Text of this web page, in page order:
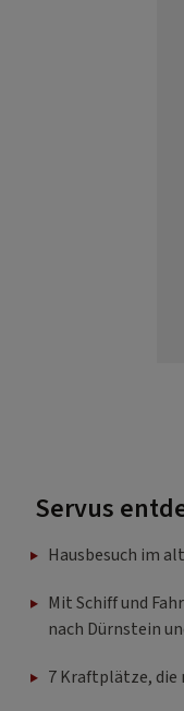
Servus
Hausbesuch im
Mit Schiff und
nach Dürnstein
7 Kraftplätze, die